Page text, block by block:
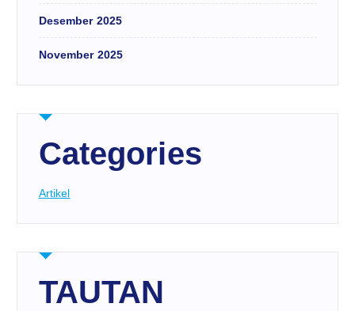
Desember 2025
November 2025
Categories
Artikel
TAUTAN